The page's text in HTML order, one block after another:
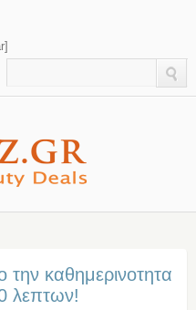
καθημερινοτητα
λεπτων!